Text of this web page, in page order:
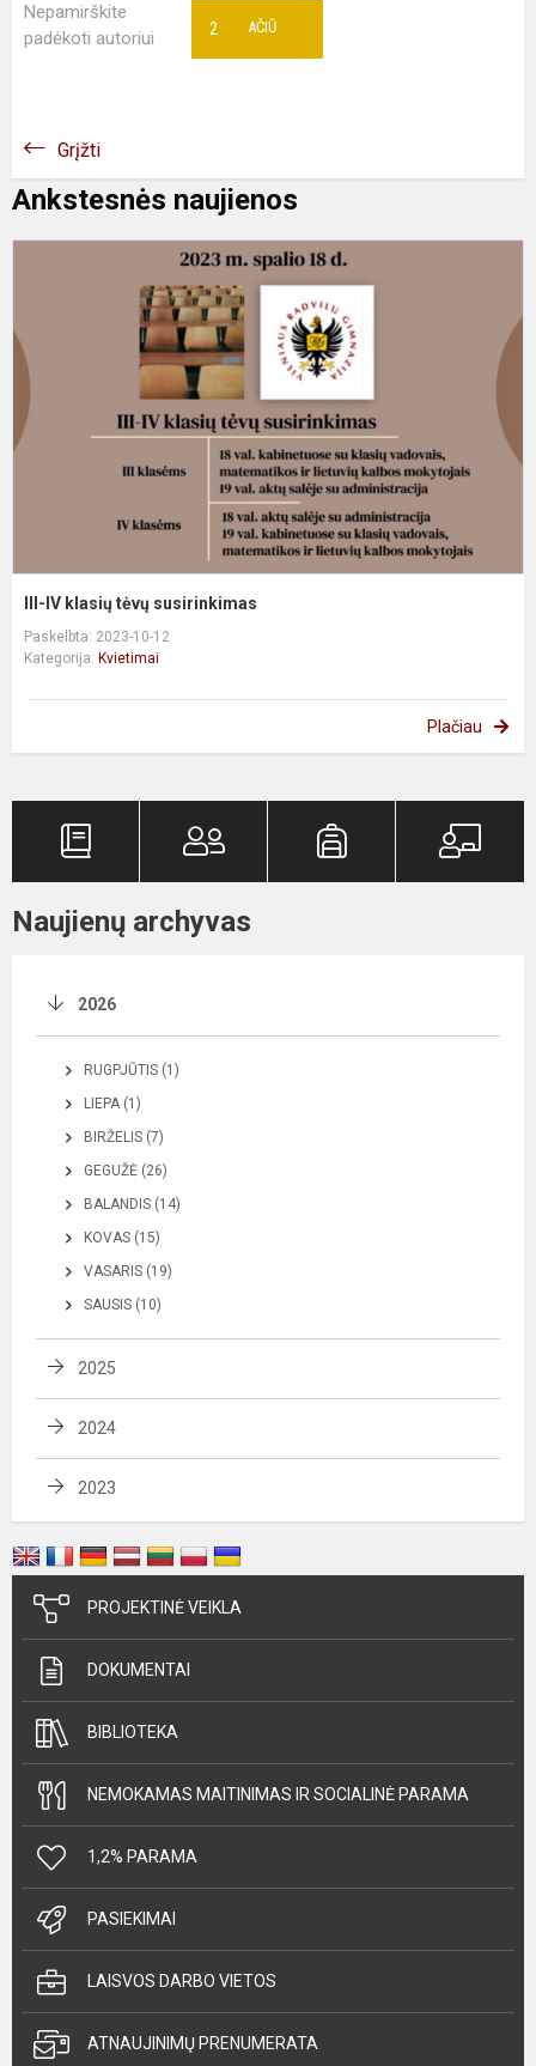
Nepamirškite
padėkoti autoriui
AČIŪ
2
Grįžti
Ankstesnės naujienos
III-IV klasių tėvų susirinkimas
Paskelbta: 2023-10-12
Kategorija: Kvietimai
Plačiau
Naujienų archyvas
2026
RUGPJŪTIS (1)
LIEPA (1)
BIRŽELIS (7)
GEGUŽĖ (26)
BALANDIS (14)
KOVAS (15)
VASARIS (19)
SAUSIS (10)
2025
2024
2023
PROJEKTINĖ VEIKLA
DOKUMENTAI
BIBLIOTEKA
NEMOKAMAS MAITINIMAS IR SOCIALINĖ PARAMA
1,2% PARAMA
PASIEKIMAI
LAISVOS DARBO VIETOS
ATNAUJINIMŲ PRENUMERATA